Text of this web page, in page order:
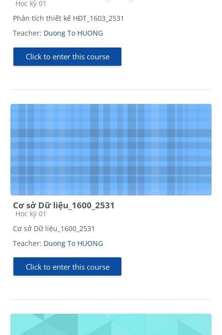
Course category
Học kỳ 01
Phân tích thiết kế HĐT_1603_2531
Teacher: Duong To HUONG
Click to enter this course
Cơ sở Dữ liệu_1600_2531
Course category
Học kỳ 01
Cơ sở Dữ liệu_1600_2531
Teacher: Duong To HUONG
Click to enter this course